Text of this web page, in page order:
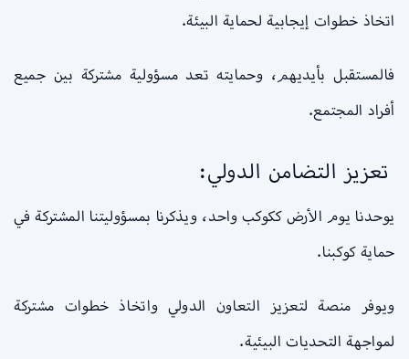
اتخاذ خطوات إيجابية لحماية البيئة.
فالمستقبل بأيديهم، وحمايته تعد مسؤولية مشتركة بين جميع
أفراد المجتمع.
تعزيز التضامن الدولي:
يوحدنا يوم الأرض ككوكب واحد، ويذكرنا بمسؤوليتنا المشتركة في
حماية كوكبنا.
ويوفر منصة لتعزيز التعاون الدولي واتخاذ خطوات مشتركة
لمواجهة التحديات البيئية.